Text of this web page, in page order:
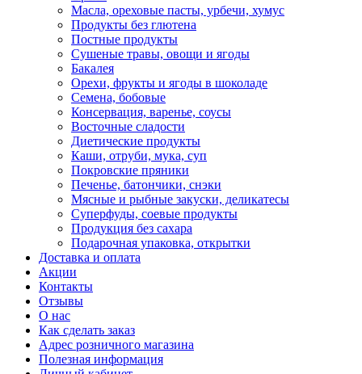
Масла, ореховые пасты, урбечи, хумус
Продукты без глютена
Постные продукты
Сушеные травы, овощи и ягоды
Бакалея
Орехи, фрукты и ягоды в шоколаде
Семена, бобовые
Консервация, варенье, соусы
Восточные сладости
Диетические продукты
Каши, отруби, мука, суп
Покровские пряники
Печенье, батончики, снэки
Мясные и рыбные закуски, деликатесы
Суперфуды, соевые продукты
Продукция без сахара
Подарочная упаковка, открытки
Доставка и оплата
Акции
Контакты
Отзывы
О нас
Как сделать заказ
Адрес розничного магазина
Полезная информация